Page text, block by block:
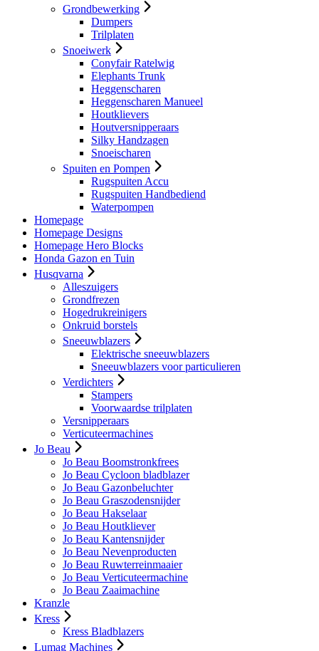
Grondbewerking
Dumpers
Trilplaten
Snoeiwerk
Conyfair Ratelwig
Elephants Trunk
Heggenscharen
Heggenscharen Manueel
Houtklievers
Houtversnipperaars
Silky Handzagen
Snoeischaren
Spuiten en Pompen
Rugspuiten Accu
Rugspuiten Handbediend
Waterpompen
Homepage
Homepage Designs
Homepage Hero Blocks
Honda Gazon en Tuin
Husqvarna
Alleszuigers
Grondfrezen
Hogedrukreinigers
Onkruid borstels
Sneeuwblazers
Elektrische sneeuwblazers
Sneeuwblazers voor particulieren
Verdichters
Stampers
Voorwaardse trilplaten
Versnipperaars
Verticuteermachines
Jo Beau
Jo Beau Boomstronkfrees
Jo Beau Cycloon bladblazer
Jo Beau Gazonbeluchter
Jo Beau Graszodensnijder
Jo Beau Hakselaar
Jo Beau Houtkliever
Jo Beau Kantensnijder
Jo Beau Nevenproducten
Jo Beau Ruwterreinmaaier
Jo Beau Verticuteermachine
Jo Beau Zaaimachine
Kranzle
Kress
Kress Bladblazers
Lumag Machines